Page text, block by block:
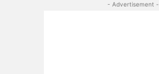
- Advertisement -